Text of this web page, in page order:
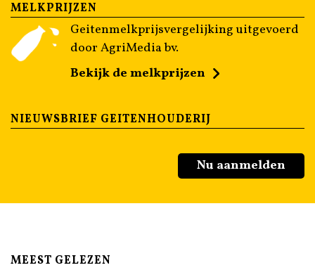
MELKPRIJZEN
Geitenmelkprijsvergelijking uitgevoerd
door AgriMedia bv.
Bekijk de melkprijzen
NIEUWSBRIEF GEITENHOUDERIJ
Nu aanmelden
MEEST GELEZEN